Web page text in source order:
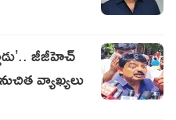
జీజీహెచ్
వ్యాఖ్యలు